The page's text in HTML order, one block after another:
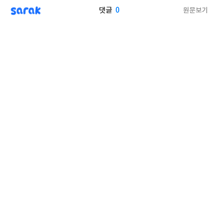
sarak 댓글 0 원문보기